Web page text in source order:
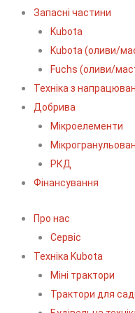
Запасні частини
Kubota
Kubota (оливи/
Fuchs (оливи/
Техніка з
Добрива
Мікроелементи
РКД
Фінансування
Про нас
Сервіс
Технiка Kubota
Міні трактори
Трактори для